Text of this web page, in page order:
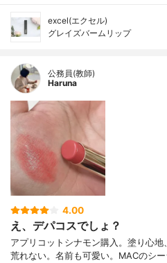
excel(エクセル)
グレイズバームリップ
公務員(教師)
Haruna
4.00
え、デパコスでしょ？
アプリコットシナモン購入。塗り心
荒れない。名前も可愛い。MACのシ